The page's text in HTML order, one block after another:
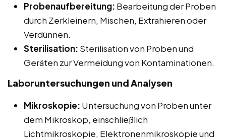
Probenaufbereitung: Bearbeitung der Proben
durch Zerkleinern, Mischen, Extrahieren oder
Verdünnen.
Sterilisation: Sterilisation von Proben und
Geräten zur Vermeidung von Kontaminationen.
Laboruntersuchungen und Analysen
Mikroskopie: Untersuchung von Proben unter
dem Mikroskop, einschließlich
Lichtmikroskopie, Elektronenmikroskopie und